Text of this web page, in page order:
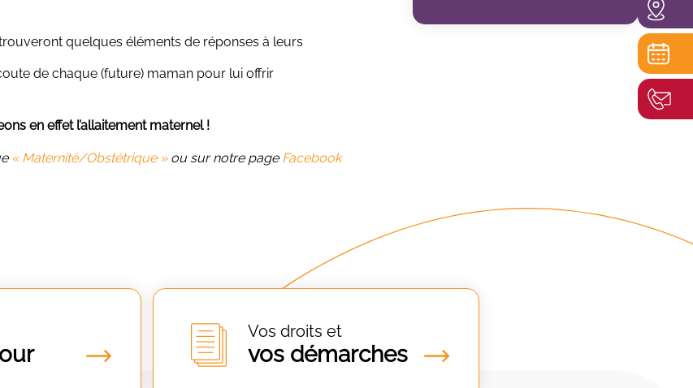
quelques éléments de réponses à leurs
de chaque (future) maman pour lui offrir
en effet l’allaitement maternel !
« Maternité/Obstétrique »ou sur notre page Facebook
Vos droits et
vos démarches